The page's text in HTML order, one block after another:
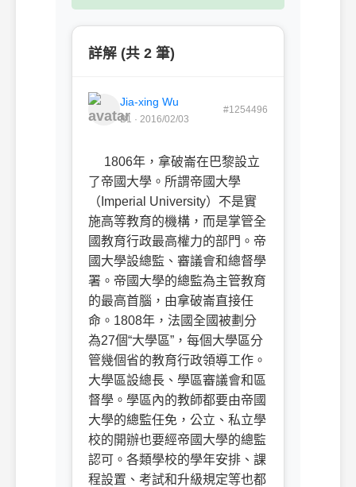
詳解 (共 2 筆)
Jia-xing Wu
B1 · 2016/02/03
#1254496
1806年，拿破崙在巴黎設立
了帝國大學。所謂帝國大學
（ Imperial University）不是實
施高等教育的機構，而是掌管全
國教育行政最高權力的部門。帝
國大學設總監、審議會和總督學
署。帝國大學的總監為主管教育
的最高首腦，由拿破崙直接任
命。 1808年，法國全國被劃分
為27個“大學區”，每個大學區分
管幾個省的教育行政領導工作。
大學區設總長、學區審議會和區
督學。學區內的教師都要由帝國
大學的總監任免，公立、私立學
校的開辦也要經帝國大學的總監
認可。各類學校的學年安排、課
程設置、考試和升級規定等也都